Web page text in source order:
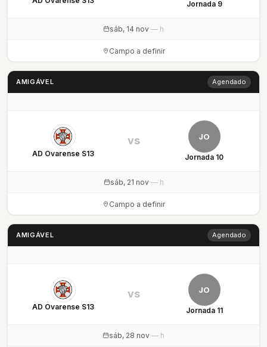
Jornada 9
sáb, 14 nov·— h
Campo a definir
AMIGÁVEL Agendado
AD Ovarense S13
JO
Jornada 10
vs
sáb, 21 nov·— h
Campo a definir
AMIGÁVEL Agendado
AD Ovarense S13
JO
Jornada 11
vs
sáb, 28 nov·— h